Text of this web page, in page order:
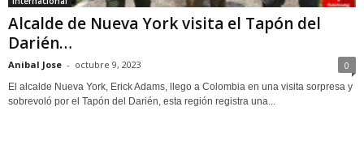
Alcalde de Nueva York visita el Tapón del
Darién…
Anibal Jose - octubre 9, 2023 0
El alcalde Nueva York, Erick Adams, llego a Colombia en una visita sorpresa y
sobrevoló por el Tapón del Darién, esta región registra una...